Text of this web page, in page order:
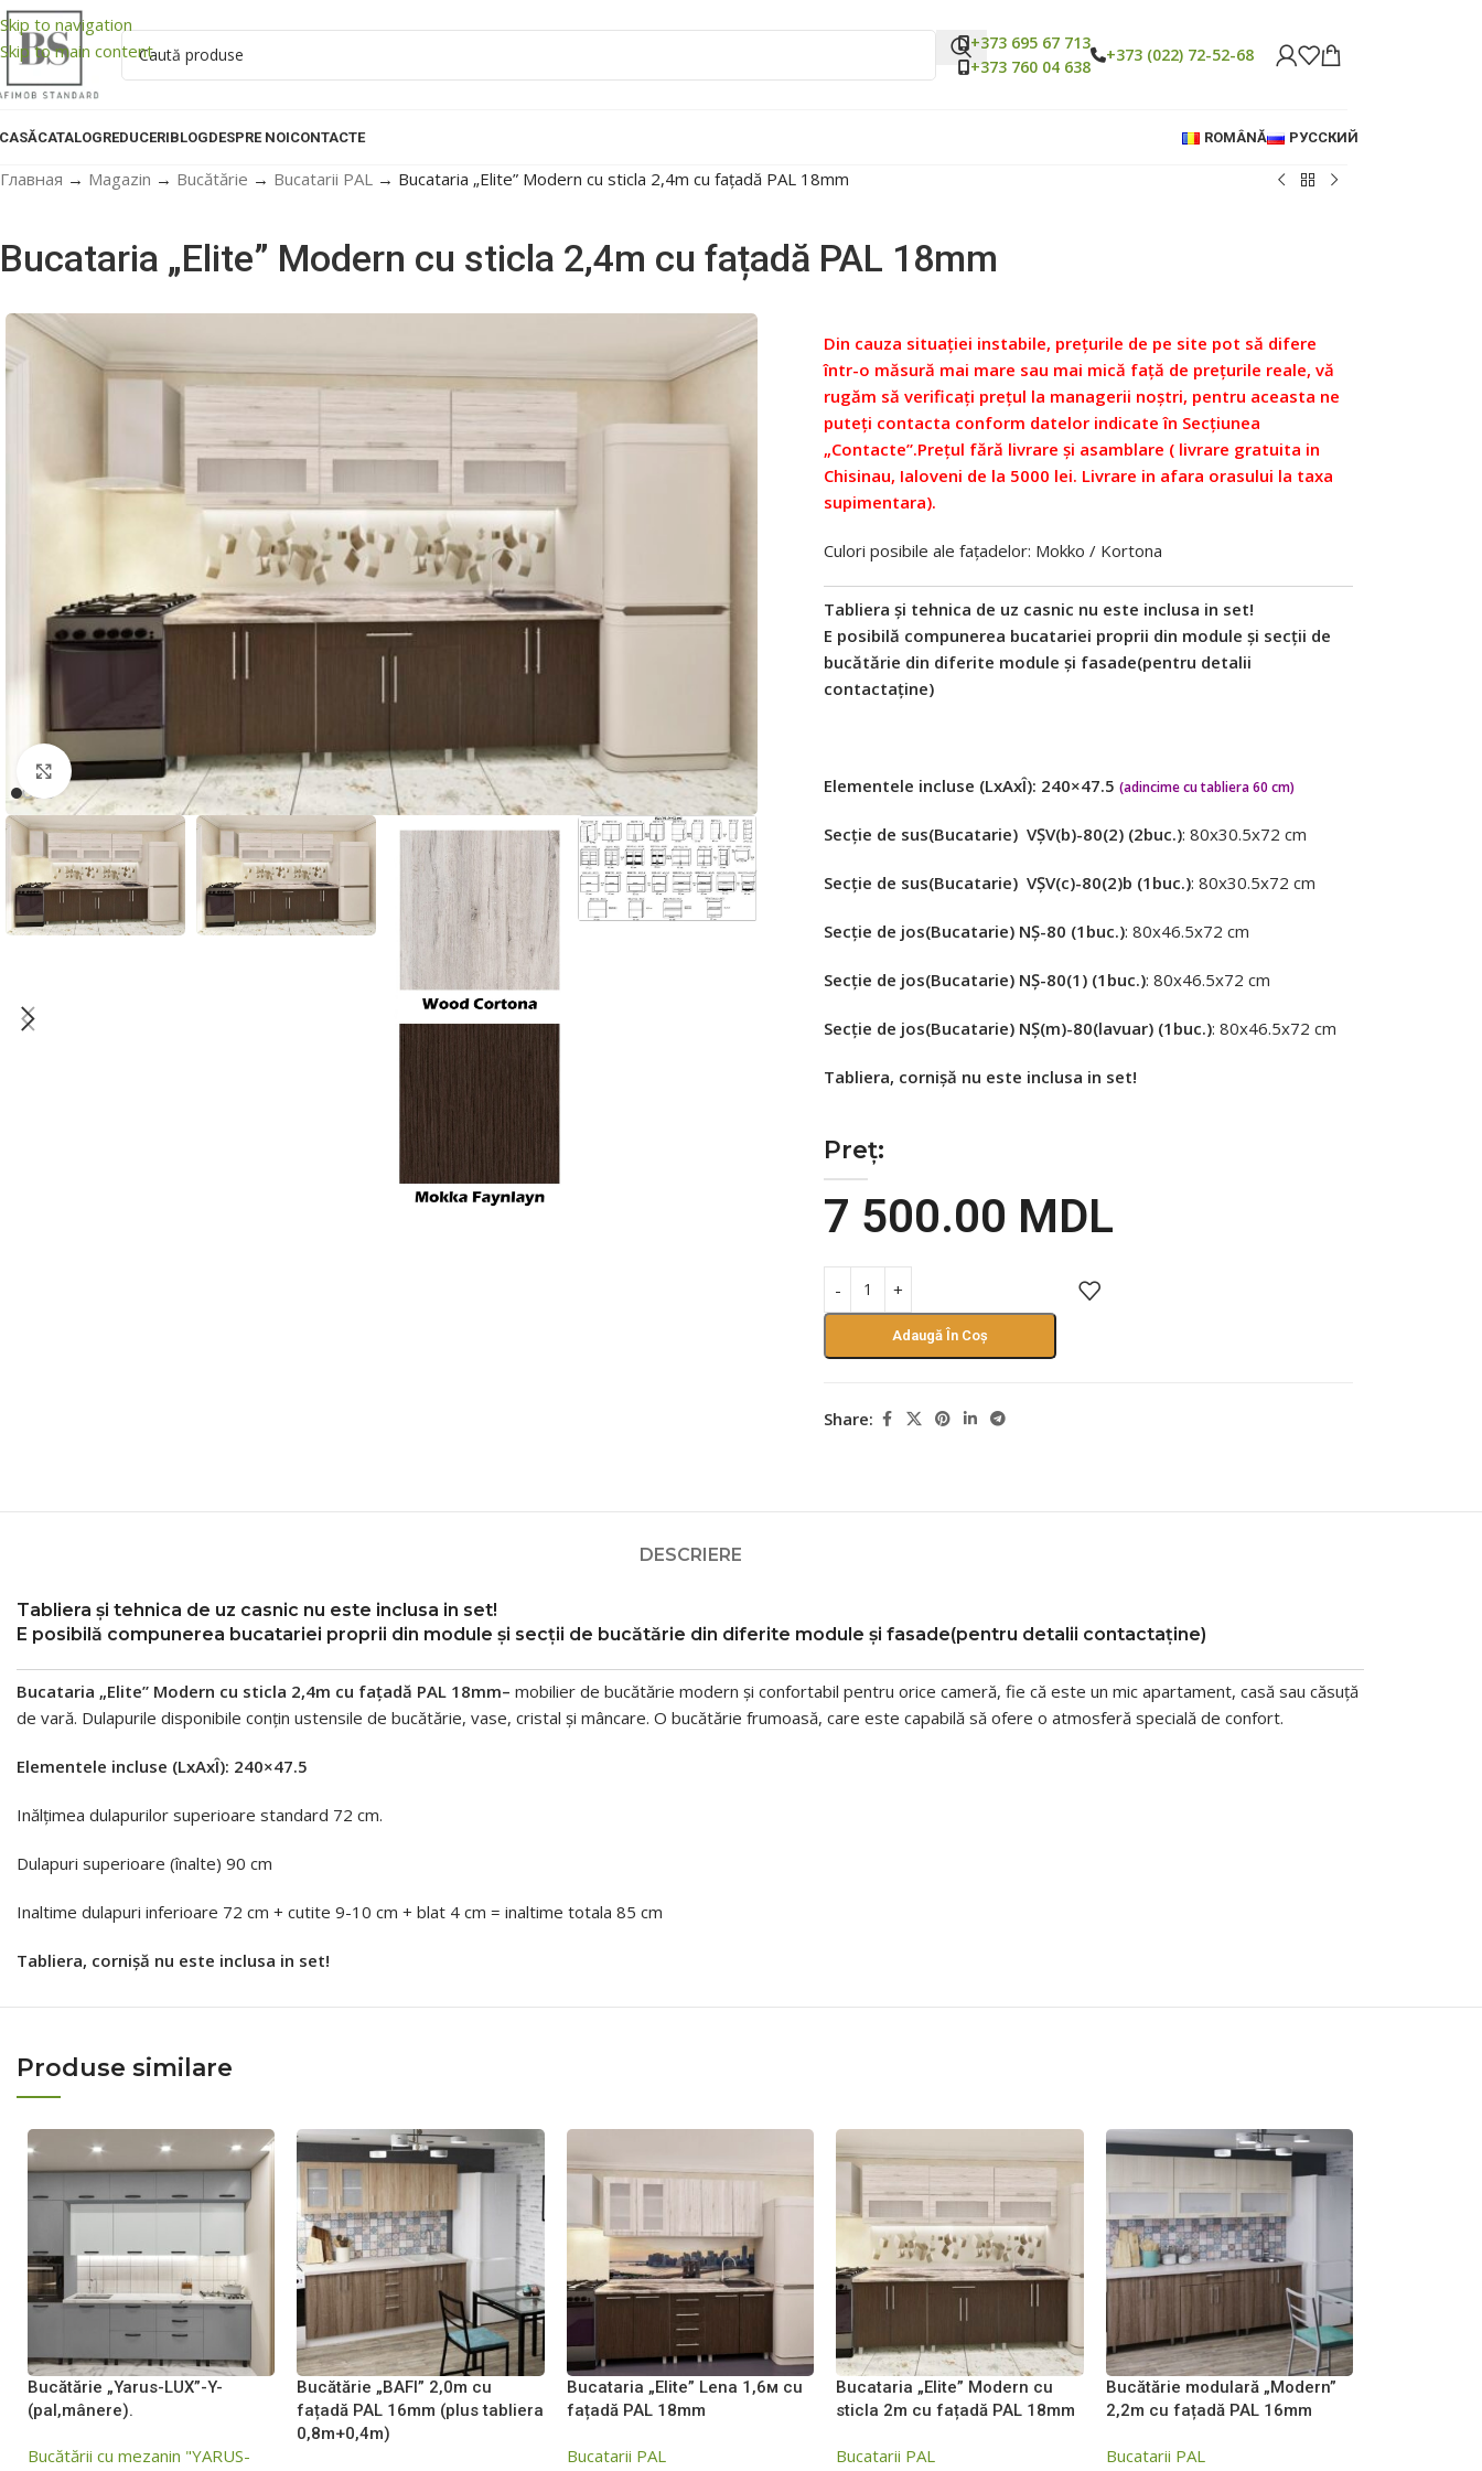
Skip to navigation
Skip to main content
+373 695 67 713
+373 760 04 638
+373 (022) 72-52-68
CATALOGREDUCERIBLOGDESPRE NOICONTACTE ROMÂNĂ РУССКИЙ
Главная → Magazin → Bucătărie → Bucatarii PAL → Bucataria „Elite” Modern cu sticla 2,4m cu fațadă PAL 18mm
Bucataria „Elite” Modern cu sticla 2,4m cu fațadă PAL 18mm
Faceți click pentru a mări
Din cauza situației instabile, prețurile de pe site pot să difere
într-o măsură mai mare sau mai mică față de prețurile reale, vă
rugăm să verificați prețul la managerii noștri, pentru aceasta ne
puteți contacta conform datelor indicate în Secțiunea
„Contacte”.Prețul fără livrare și asamblare ( livrare gratuita in
Chisinau, Ialoveni de la 5000 lei. Livrare in afara orasului la taxa
supimentara).
Culori posibile ale fațadelor: Mokko / Kortona
Tabliera și tehnica de uz casnic nu este inclusa in set!
E posibilă compunerea bucatariei proprii din module și secții de
bucătărie din diferite module și fasade(pentru detalii
contactaține)
Elementele incluse (LxAxÎ): 240×47.5 (adincime cu tabliera 60 cm)
Secție de sus(Bucatarie) VȘV(b)-80(2) (2buc.): 80х30.5х72 cm
Secție de sus(Bucatarie) VȘV(c)-80(2)b (1buc.): 80х30.5х72 cm
Secție de jos(Bucatarie) NȘ-80 (1buc.): 80х46.5х72 cm
Secție de jos(Bucatarie) NȘ-80(1) (1buc.): 80х46.5х72 cm
Secție de jos(Bucatarie) NȘ(m)-80(lavuar) (1buc.): 80х46.5х72 cm
Tabliera, cornişă nu este inclusa in set!
Preț:
7 500.00 MDL
Adaugă În Coș
Share:
DESCRIERE
Tabliera și tehnica de uz casnic nu este inclusa in set!
E posibilă compunerea bucatariei proprii din module și secții de bucătărie din diferite module și fasade(pentru detalii contactaține)
Bucataria „Elite” Modern cu sticla 2,4m cu fațadă PAL 18mm– mobilier de bucătărie modern și confortabil pentru orice cameră, fie că este un mic apartament, casă sau căsuță
de vară. Dulapurile disponibile conțin ustensile de bucătărie, vase, cristal și mâncare. O bucătărie frumoasă, care este capabilă să ofere o atmosferă specială de confort.
Elementele incluse (LxAxÎ): 240×47.5
Inălțimea dulapurilor superioare standard 72 cm.
Dulapuri superioare (înalte) 90 cm
Inaltime dulapuri inferioare 72 cm + cutite 9-10 cm + blat 4 cm = inaltime totala 85 cm
Tabliera, cornişă nu este inclusa in set!
Produse similare
Bucătărie „Yarus-LUX”-Y-
(pal,mânere).
Bucătării cu mezanin "YARUS-
Bucătărie „BAFI” 2,0m cu
fațadă PAL 16mm (plus tabliera
0,8m+0,4m)
Bucataria „Elite” Lena 1,6м cu
fațadă PAL 18mm
Bucatarii PAL
Bucataria „Elite” Modern cu
sticla 2m cu fațadă PAL 18mm
Bucatarii PAL
Bucătărie modulară „Modern”
2,2m cu fațadă PAL 16mm
Bucatarii PAL